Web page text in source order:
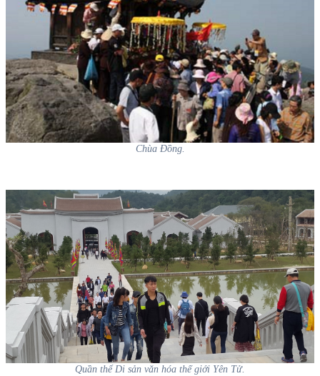
Chùa Đồng.
Quần thể Di sản văn hóa thế giới Yên Tử.